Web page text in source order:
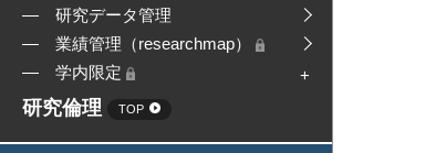
研究データ管理
業績管理（researchmap）
学内限定
研究倫理 TOP